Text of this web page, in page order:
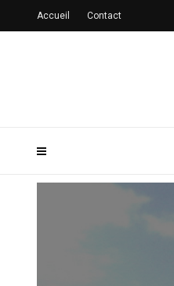
Accueil Contact